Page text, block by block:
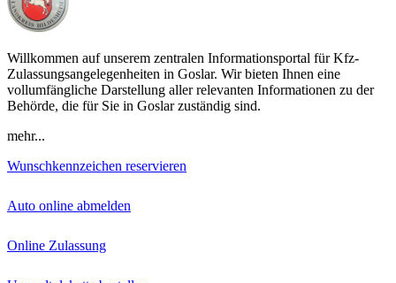
Willkommen auf unserem zentralen Informationsportal für Kfz-
Zulassungsangelegenheiten in Goslar. Wir bieten Ihnen eine
vollumfängliche Darstellung aller relevanten Informationen zu der
Behörde, die für Sie in Goslar zuständig sind.
mehr...
Wunschkennzeichen reservieren
Auto online abmelden
Online Zulassung